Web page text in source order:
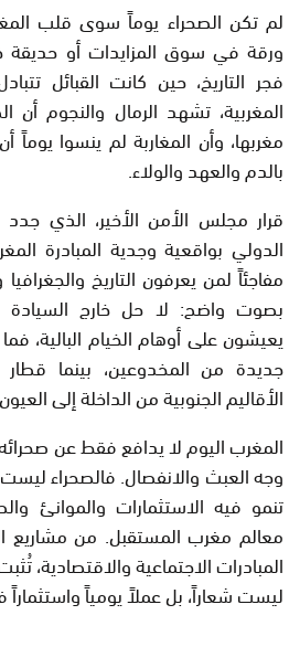
لم تكن الصحراء يوماً سوى قلب
ورقة في سوق المزايدات أو حديقة
فجر التاريخ، حين كانت القبائل
المغربية، تشهد الرمال والنجوم
مغربها، وأن المغاربة لم ينسوا يوماً
بالدم والعهد والولاء.
قرار مجلس الأمن الأخير، الذي
الدولي بواقعية وجدية المبادرة
مفاجئاً لمن يعرفون التاريخ
بصوت واضح: لا حل خارج السيادة
يعيشون على أوهام الخيام البالية،
جديدة من المخدوعين، بينما
الأقاليم الجنوبية من الداخلة إلى
المغرب اليوم لا يدافع فقط عن
وجه العبث والانفصال. فالصحراء
تنمو فيه الاستثمارات والموانئ
معالم مغرب المستقبل. من مشاريع
المبادرات الاجتماعية والاقتصادية،
ليست شعاراً، بل عملاً يومياً